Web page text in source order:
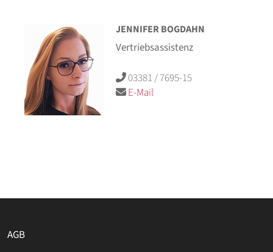
JENNIFER BOGDAHN
Vertriebsassistenz
03381 / 7695-15
E-Mail
AGB